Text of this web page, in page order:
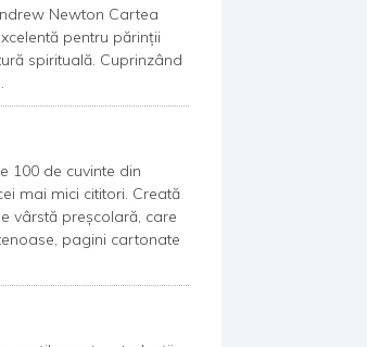
Newton Cartea
pentru părinții
spirituală. Cuprinzând
100 de cuvinte din
mai mici cititori. Creată
vârstă preșcolară, care
pagini cartonate